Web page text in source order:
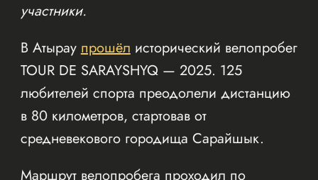
участники.
В Атыраупрошёлисторический велопробег
TOUR DE SARAYSHYQ — 2025. 125
любителей спорта преодолели дистанцию
в 80 километров, стартовав от
средневекового городища Сарайшык.
Маршрут велопробега проходил по